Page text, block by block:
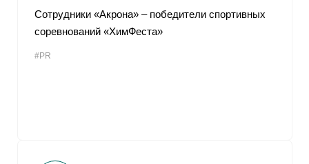
Сотрудники «Акрона» ‒ победители спортивных
соревнований «ХимФеста»
#PR